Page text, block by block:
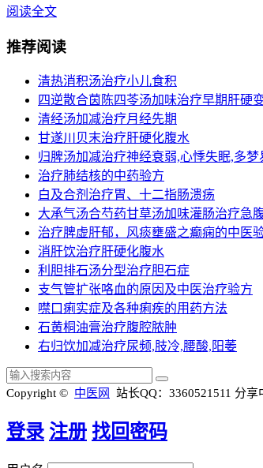
阅读全文
推荐阅读
清热消积汤治疗小儿食积
四逆散合茵陈四苓汤加味治疗早期肝硬
清经汤加减治疗月经先期
甘遂川贝末治疗肝硬化腹水
归脾汤加减治疗神经衰弱,心悸失眠,多梦
治疗肺结核的中药验方
白及合剂治疗胃、十二指肠溃疡
大承气汤合芍药甘草汤加味灌肠治疗急
治疗脾虚肝郁，风痰壅盛之癫痫的中医
消肝饮治疗肝硬化腹水
利胆排石汤分型治疗胆石症
支气管扩张咯血的原因及中医治疗验方
噤口痢实症及各种痢疾的用药方法
石黄桐油膏治疗腹腔脓肿
右归饮加减治疗尿频,肢冷,腰酸,阳萎
Copyright © 中医网 站长QQ：3360521511 分享
登录 注册 找回密码